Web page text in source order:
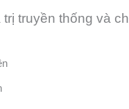
truyền thống và